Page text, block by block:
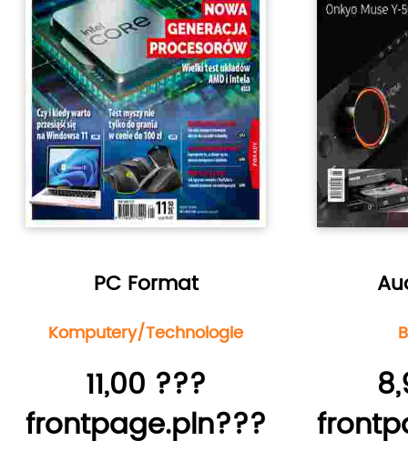
PC Format
Komputery/Technologie
11,00 ???
frontpage.pln???